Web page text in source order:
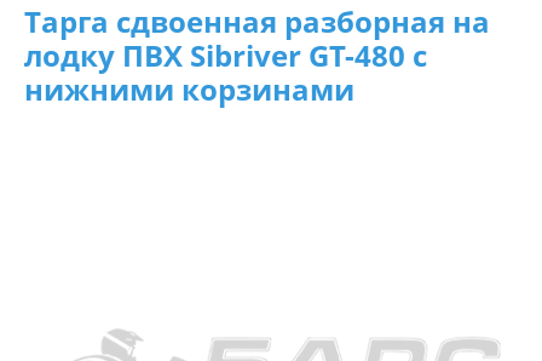
Тарга сдвоенная разборная на
лодку ПВХ Sibriver GT-480 с
нижними корзинами